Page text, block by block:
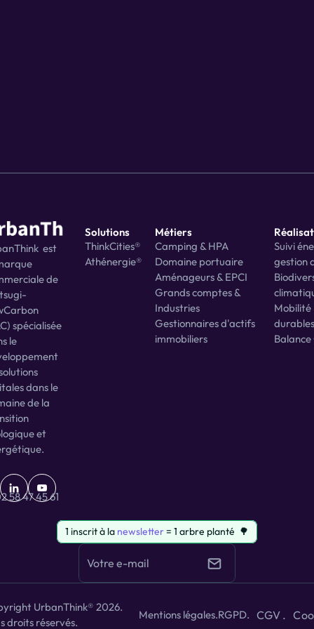
est
de
spécialisée
le
dans le
de la
et
58 47 45 61
Solutions
ThinkCities®
Athénergie®
Métiers
Camping & HPA
Domaine portuaire
Aménageurs & EPCI
Grands comptes &
Industries
Gestionnaires d'actifs
immobiliers
Suivi
gestion
Mobilité
durables
1 inscrit à la newsletter = 1 arbre planté  🌳
UrbanThink® 2026.
droits réservés.
Mentions légales.RGPD. CGV .